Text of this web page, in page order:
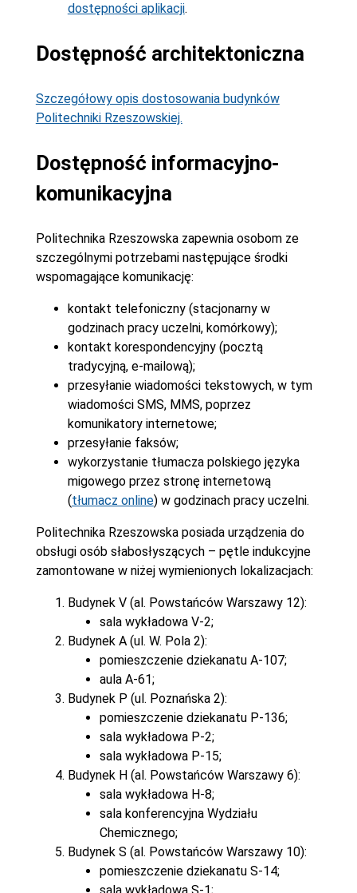
dostępności aplikacji.
Dostępność architektoniczna
Szczegółowy opis dostosowania budynków
Politechniki Rzeszowskiej.
Dostępność informacyjno-
komunikacyjna
Politechnika Rzeszowska zapewnia osobom ze
szczególnymi potrzebami następujące środki
wspomagające komunikację:
kontakt telefoniczny (stacjonarny w
godzinach pracy uczelni, komórkowy);
kontakt korespondencyjny (pocztą
tradycyjną, e-mailową);
przesyłanie wiadomości tekstowych, w tym
wiadomości SMS, MMS, poprzez
komunikatory internetowe;
przesyłanie faksów;
wykorzystanie tłumacza polskiego języka
migowego przez stronę internetową
(tłumacz online) w godzinach pracy uczelni.
Politechnika Rzeszowska posiada urządzenia do
obsługi osób słabosłyszących – pętle indukcyjne
zamontowane w niżej wymienionych lokalizacjach:
Budynek V (al. Powstańców Warszawy 12):
sala wykładowa V-2;
Budynek A (ul. W. Pola 2):
pomieszczenie dziekanatu A-107;
aula A-61;
Budynek P (ul. Poznańska 2):
pomieszczenie dziekanatu P-136;
sala wykładowa P-2;
sala wykładowa P-15;
Budynek H (al. Powstańców Warszawy 6):
sala wykładowa H-8;
sala konferencyjna Wydziału
Chemicznego;
Budynek S (al. Powstańców Warszawy 10):
pomieszczenie dziekanatu S-14;